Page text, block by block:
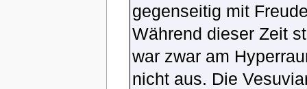
gegenseitig mit
Während dieser Zeit
war zwar am
nicht aus. Die